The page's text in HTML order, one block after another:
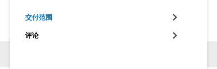
交付范围
评论